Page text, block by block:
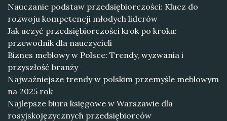
Nauczanie podstaw przedsiębiorczości: Klucz do
rozwoju kompetencji młodych liderów
Jak uczyć przedsiębiorczości krok po kroku:
przewodnik dla nauczycieli
Biznes meblowy w Polsce: Trendy, wyzwania i
przyszłość branży
Najważniejsze trendy w polskim przemyśle meblowym
na 2025 rok
Najlepsze biura księgowe w Warszawie dla
rosyjskojęzycznych przedsiębiorców